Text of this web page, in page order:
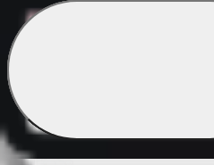
Pościel Dual Feel
Pościel z gładkiej bawełny